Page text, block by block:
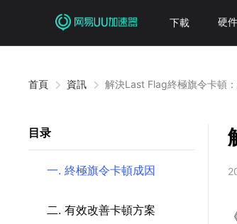
下載 硬件
首頁 資訊 解決Last Flag終極旗令卡頓
目录
一. 終極旗令卡頓成因
二. 有效改善卡頓方案